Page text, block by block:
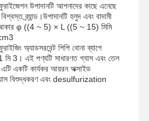
উপাদানটি আপনাদের কাছে এনেছে
ব্র্যান্ড।উপাদানটি হলুদ এবং বাদামী
আকার φ ((4 ~ 5) × L ((5 ~ 15) মিমি
অ্যাডসরবেন্ট পিপি বোনা ব্যাগে
মি 3। এই পণ্যটি সাধারণত গ্যাস এবং তেল
একটি কার্যকর আয়রন অক্সাইড
বিশুদ্ধকরণ এবং desulfurization